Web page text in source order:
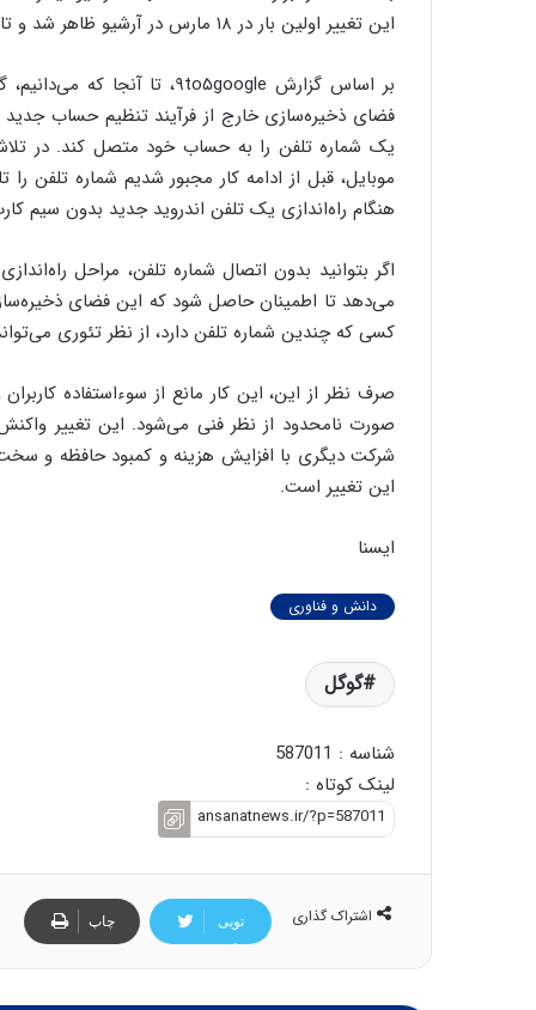
این تغییر اولین بار در ۱۸ مارس در آرشیو ظاهر شد و تا به امروز پابرجاست.
فضای ذخیره‌سازی خارج از فرآیند تنظیم حساب جدید
یک شماره تلفن را به حساب خود متصل کند. در
موبایل، قبل از ادامه کار مجبور شدیم شماره تلفن را
هنگام راه‌اندازی یک تلفن اندروید جدید بدون سیم
اگر بتوانید بدون اتصال شماره تلفن، مراحل
کسی که چندین شماره تلفن دارد، از نظر تئوری
صرف نظر از این، این کار مانع از سوءاستفاده
صورت نامحدود از نظر فنی می‌شود. این تغییر
شرکت دیگری با افزایش هزینه و کمبود حافظه و
این تغییر است.
ایسنا
دانش و فناوری
گوگل‌
شناسه : 587011
لینک کوتاه :
اشتراک گذاری
تویی
تر
چاپ